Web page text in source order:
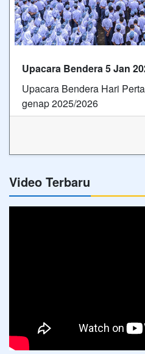
Upacara Bendera 5 Jan
Upacara Bendera Hari
genap 2025/2026
Video Terbaru